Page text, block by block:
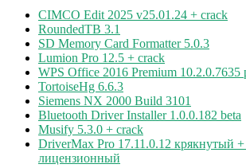
CIMCO Edit 2025 v25.01.24 + crack
RoundedTB 3.1
SD Memory Card Formatter 5.0.3
Lumion Pro 12.5 + crack
WPS Office 2016 Premium 10.2.0.7635
TortoiseHg 6.6.3
Siemens NX 2000 Build 3101
Bluetooth Driver Installer 1.0.0.182 beta
Musify 5.3.0 + crack
DriverMax Pro 17.11.0.12 крякнутый
лицензионный